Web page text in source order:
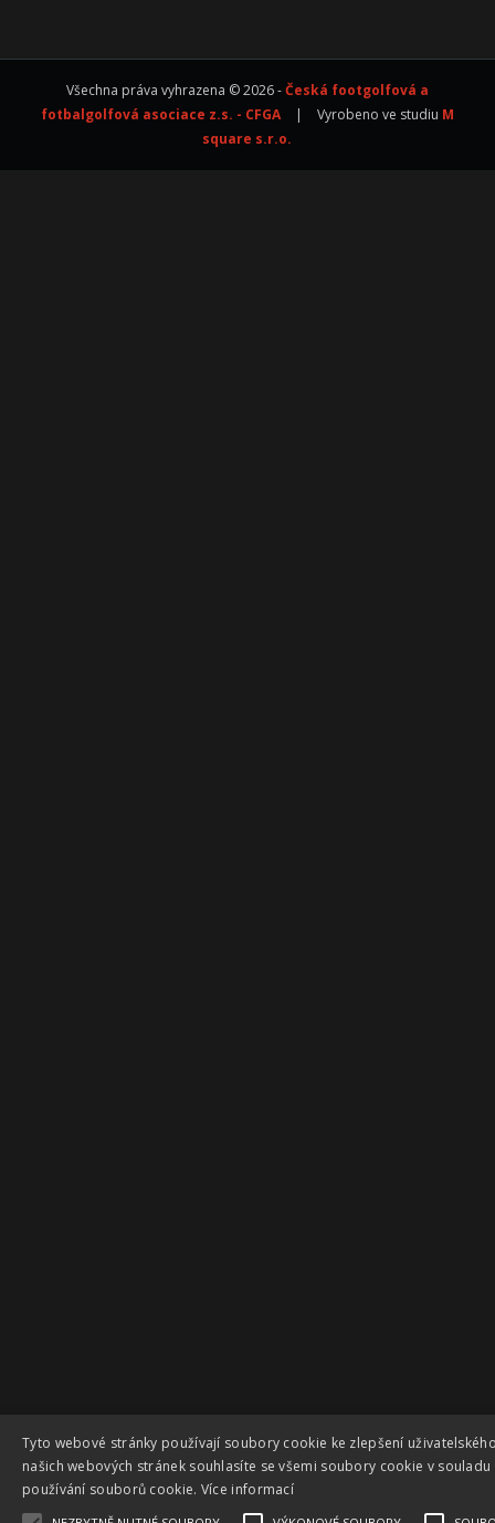
Všechna práva vyhrazena © 2026 -Česká footgolfová a
fotbalgolfová asociace z.s. - CFGA
| Vyrobeno ve studiu M
square s.r.o.
Tyto webové stránky používají soubory cookie ke zlepšení
našich webových stránek souhlasíte se všemi soubory cookie v
používání souborů cookie. Více informací